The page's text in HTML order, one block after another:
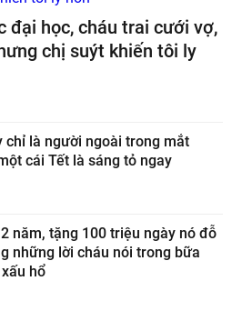
đại học, cháu trai cưới vợ,
chị suýt khiến tôi ly
chỉ là người ngoài trong mắt
cái Tết là sáng tỏ ngay
năm, tặng 100 triệu ngày nó đỗ
những lời cháu nói trong bữa
hổ